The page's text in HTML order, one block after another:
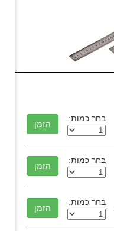
בחר כמות:
בחר כמות:
בחר כמות: